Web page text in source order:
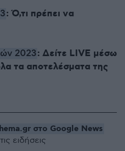
: Ό,τι πρέπει να
2023: Δείτε LIVE μέσω
τα αποτελέσματα της
στο Google News
ειδήσεις